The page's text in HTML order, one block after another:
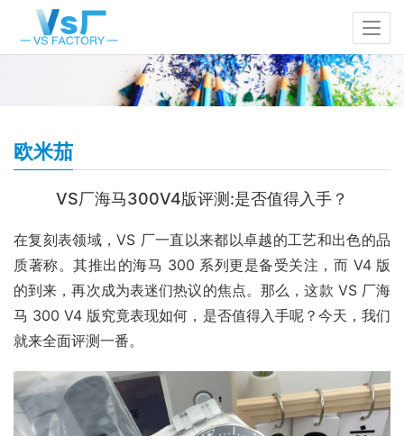
欧米茄
VS厂海马300V4版评测:是否值得入手？
在复刻表领域，VS 厂一直以来都以卓越的工艺和出色的品
质著称。其推出的海马 300 系列更是备受关注，而 V4 版
的到来，再次成为表迷们热议的焦点。那么，这款 VS 厂海
马 300 V4 版究竟表现如何，是否值得入手呢？今天，我们
就来全面评测一番。